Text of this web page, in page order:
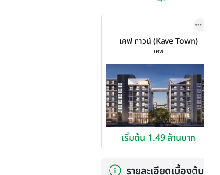
เคฟ ทาวน์ (Kave Town)
เคฟ
เริ่มต้น 1.49 ล้านบาท
รายละเอียดเบื้องต้น